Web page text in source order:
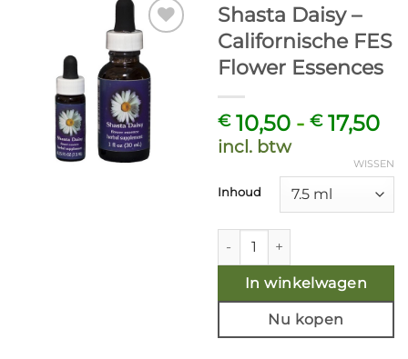
Shasta Daisy –
Californische FES
Flower Essences
€10,50 - €17,50
€
incl. btw
Inhoud
WISSEN
Shasta Daisy - Californische
In winkelwagen
Nu kopen